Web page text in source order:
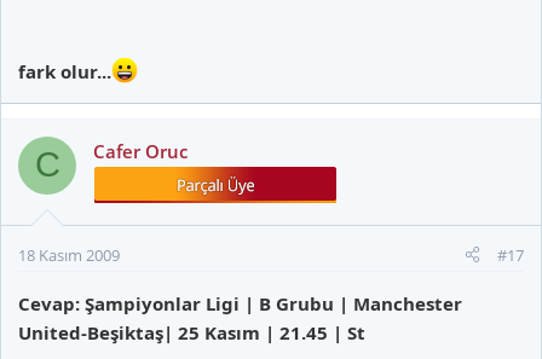
fark olur...
C Cafer Oruc
18 Kasım 2009 #17
Cevap: Şampiyonlar Ligi | B Grubu | Manchester
United-Beşiktaş| 25 Kasım | 21.45 | St